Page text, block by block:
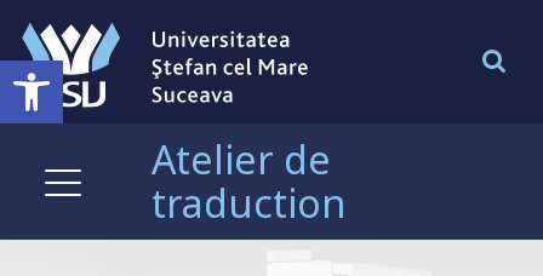
Deschide bara de unelte
Atelier de
traduction